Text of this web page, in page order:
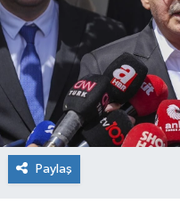
Paylaş
Teknoloji
Türkiye